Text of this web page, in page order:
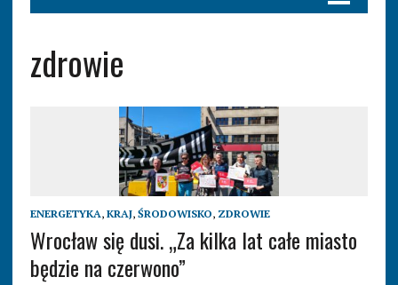
zdrowie
ENERGETYKA, KRAJ, ŚRODOWISKO, ZDROWIE
Wrocław się dusi. „Za kilka lat całe miasto
będzie na czerwono”